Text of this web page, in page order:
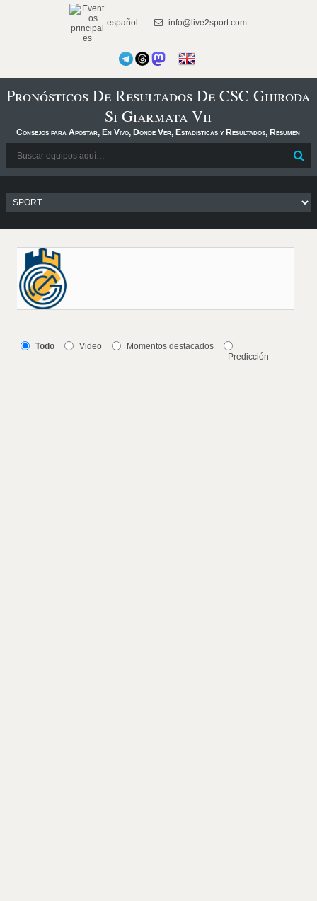
español info@live2sport.com
Pronósticos De Resultados De CSC Ghiroda
Si Giarmata Vii
Consejos para Apostar, En Vivo, Dónde Ver, Estadísticas y Resultados, Resumen
Todo Video
Momentos destacados
Predicción